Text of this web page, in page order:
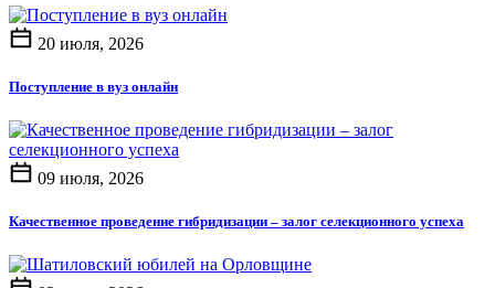
20 июля, 2026
Поступление в вуз онлайн
09 июля, 2026
Качественное проведение гибридизации – залог селекционного успеха